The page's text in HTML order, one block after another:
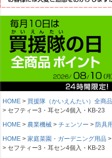
HOME
買援隊（かいえんたい）全商
セフティー3・耳セン4個入・KB-23
HOME
農業機械 チェンソー 防具
HOME
家庭菜園・ガーデニング用品
セフティー3・耳セン4個入・KB-23